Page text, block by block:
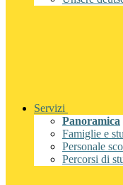
Servizi
Panoramica
Famiglie e
Personale
Percorsi di